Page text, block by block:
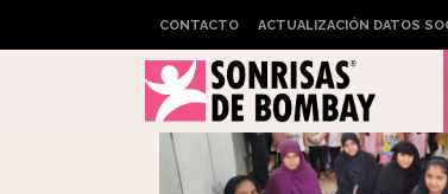
CONTACTO ACTUALIZACIÓN DATOS